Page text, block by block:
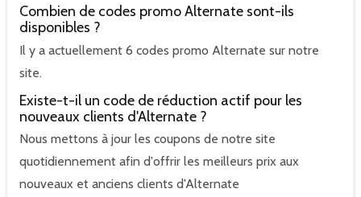
Combien de codes promo Alternate sont-ils
disponibles ?
Il y a actuellement 6 codes promo Alternate sur notre
site.
Existe-t-il un code de réduction actif pour les
nouveaux clients d'Alternate ?
Nous mettons à jour les coupons de notre site
quotidiennement afin d'offrir les meilleurs prix aux
nouveaux et anciens clients d'Alternate